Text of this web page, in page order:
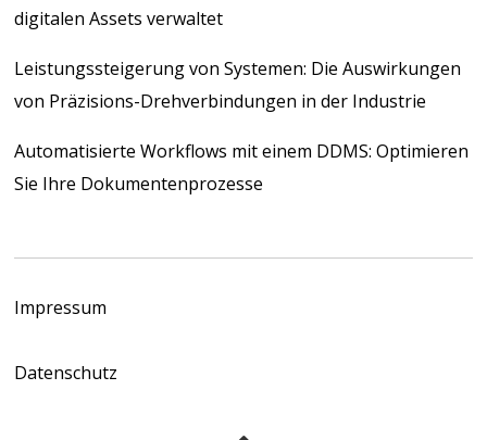
digitalen Assets verwaltet
Leistungssteigerung von Systemen: Die Auswirkungen
von Präzisions-Drehverbindungen in der Industrie
Automatisierte Workflows mit einem DDMS: Optimieren
Sie Ihre Dokumentenprozesse
Impressum
Datenschutz